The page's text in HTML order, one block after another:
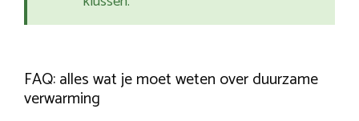
FAQ: alles wat je moet weten over duurzame
verwarming